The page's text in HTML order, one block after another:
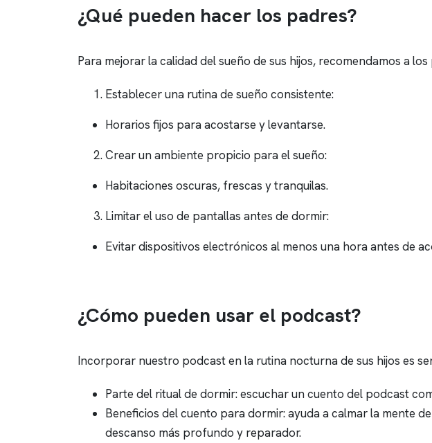
¿Qué pueden hacer los padres?
Para mejorar la calidad del sueño de sus hijos, recomendamos a
Establecer una rutina de sueño consistente:
Horarios fijos para acostarse y levantarse.
Crear un ambiente propicio para el sueño:
Habitaciones oscuras, frescas y tranquilas.
Limitar el uso de pantallas antes de dormir:
Evitar dispositivos electrónicos al menos una hora antes de
¿Cómo pueden usar el podcast?
Incorporar nuestro podcast en la rutina nocturna de sus hijos es
Parte del ritual de dormir: escuchar un cuento del podcast
Beneficios del cuento para dormir: ayuda a calmar la mente
descanso más profundo y reparador.